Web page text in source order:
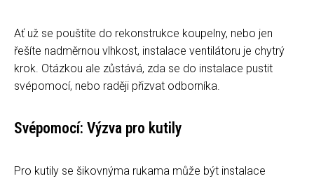
Ať už se pouštíte do rekonstrukce koupelny, nebo jen
řešíte nadměrnou vlhkost, instalace ventilátoru je chytrý
krok. Otázkou ale zůstává, zda se do instalace pustit
svépomocí, nebo raději přizvat odborníka.
Svépomocí: Výzva pro kutily
Pro kutily se šikovnýma rukama může být instalace